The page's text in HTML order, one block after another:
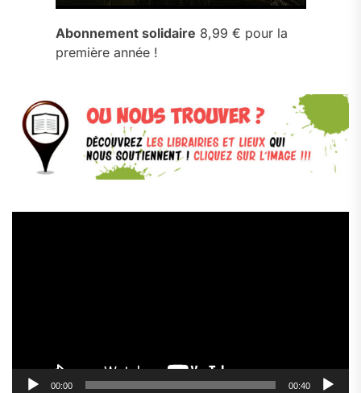
Abonnement solidaire 8,99 € pour la
première année !
00:00 00:40